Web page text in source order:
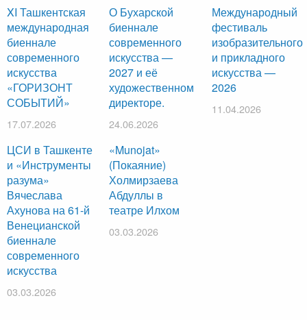
XI Ташкентская
международная
биеннале
современного
искусства
«ГОРИЗОНТ
СОБЫТИЙ»
17.07.2026
О Бухарской
биеннале
современного
искусства —
2027 и её
художественном
директоре.
24.06.2026
Международный
фестиваль
изобразительного
и прикладного
искусства —
2026
11.04.2026
ЦСИ в Ташкенте
и «Инструменты
разума»
Вячеслава
Ахунова на 61-й
Венецианской
биеннале
современного
искусства
03.03.2026
«Munojat»
(Покаяние)
Холмирзаева
Абдуллы в
театре Илхом
03.03.2026